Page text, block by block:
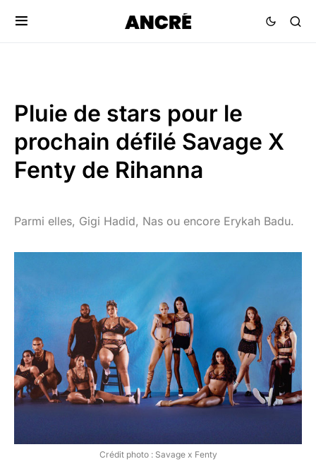
Pluie de stars pour le
prochain défilé Savage X
Fenty de Rihanna
Parmi elles, Gigi Hadid, Nas ou encore Erykah Badu.
Crédit photo : Savage x Fenty